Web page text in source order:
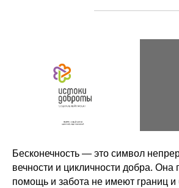
Бесконечность — это символ
вечности и цикличности добра. Она
помощь и забота не имеют границ и